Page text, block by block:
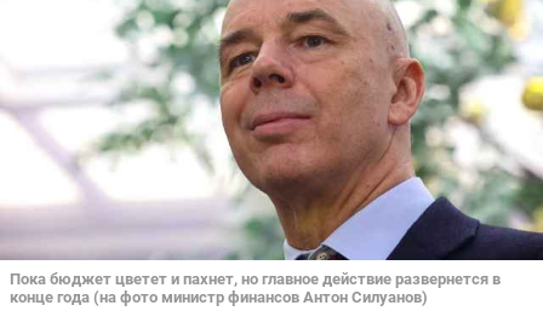
Пока бюджет цветет и пахнет, но главное действие развернется в
конце года (на фото министр финансов Антон Силуанов)